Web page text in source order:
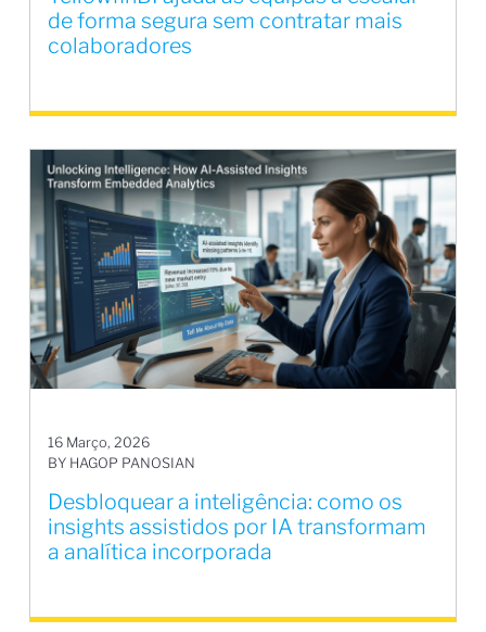
de forma segura sem contratar mais
colaboradores
16 Março, 2026
BY HAGOP PANOSIAN
Desbloquear a inteligência: como os
insights assistidos por IA transformam
a analítica incorporada